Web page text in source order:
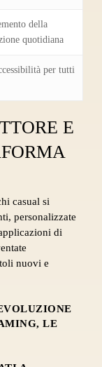
della
quotidiana
per tutti
E
casual si
personalizzate
di
nuovi e
LE